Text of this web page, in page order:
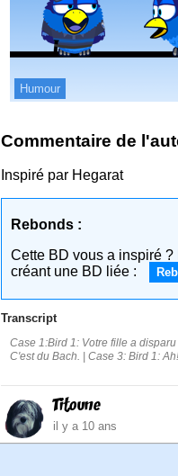
Humour
Commentaire de
Inspiré par Hegarat
Rebonds :
Cette BD vous a inspiré
créant une BD liée :
Transcript
Case 1:Bird 1: Votre fille a
C'est du Bach. | Case 3: Bird 1:
Titoune
il y a 10 ans